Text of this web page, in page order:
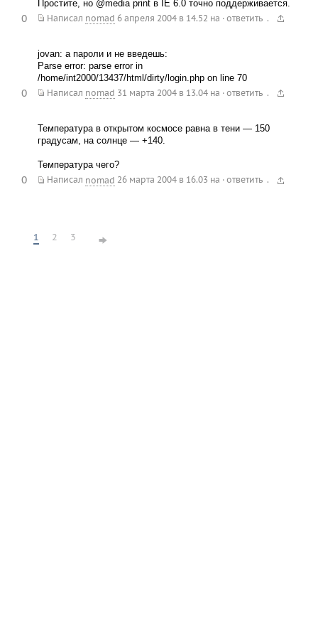
Простите, но @media print в IE 6.0 точно поддерживается.
Написал nomad 6 апреля 2004 в 14.52 на · ответить .
0
jovan: а пароли и не введешь:
Parse error: parse error in
/home/int2000/13437/html/dirty/login.php on line 70
Написал nomad 31 марта 2004 в 13.04на · ответить .
0
Температура в открытом космосе равна в тени — 150
градусам, на солнце — +140.
Температура чего?
Написал nomad 26 марта 2004 в 16.03 на · ответить .
0
1 2 3